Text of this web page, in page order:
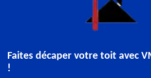
Faites décaper votre toit avec
!